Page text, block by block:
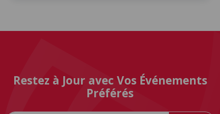
Restez à Jour avec Vos Événements
Préférés